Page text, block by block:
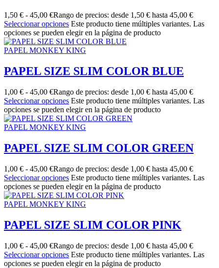
1,50 € - 45,00 €Rango de precios: desde 1,50 € hasta 45,00 €
Seleccionar opciones Este producto tiene múltiples variantes. Las
opciones se pueden elegir en la página de producto
PAPEL MONKEY KING
PAPEL SIZE SLIM COLOR BLUE
1,00 € - 45,00 €Rango de precios: desde 1,00 € hasta 45,00 €
Seleccionar opciones Este producto tiene múltiples variantes. Las
opciones se pueden elegir en la página de producto
PAPEL MONKEY KING
PAPEL SIZE SLIM COLOR GREEN
1,00 € - 45,00 €Rango de precios: desde 1,00 € hasta 45,00 €
Seleccionar opciones Este producto tiene múltiples variantes. Las
opciones se pueden elegir en la página de producto
PAPEL MONKEY KING
PAPEL SIZE SLIM COLOR PINK
1,00 € - 45,00 €Rango de precios: desde 1,00 € hasta 45,00 €
Seleccionar opciones Este producto tiene múltiples variantes. Las
opciones se pueden elegir en la página de producto